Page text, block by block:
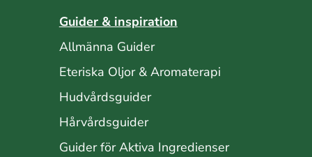
Guider & inspiration
Allmänna Guider
Eteriska Oljor & Aromaterapi
Hudvårdsguider
Hårvårdsguider
Guider för Aktiva Ingredienser